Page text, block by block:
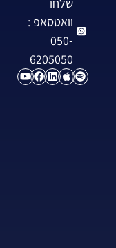
וואטסאפ :
050-
6205050